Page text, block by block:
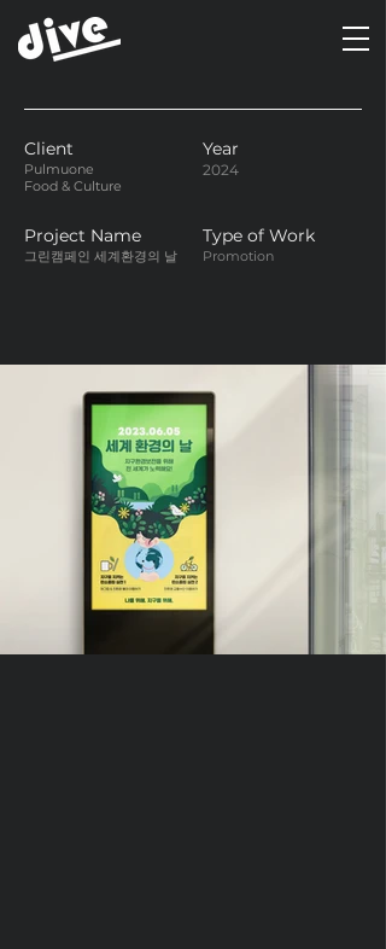
Client
Pulmuone
Food & Culture
Year
2024
Project Name
그린캠페인 세계환경의 날
Type of Work
Promotion